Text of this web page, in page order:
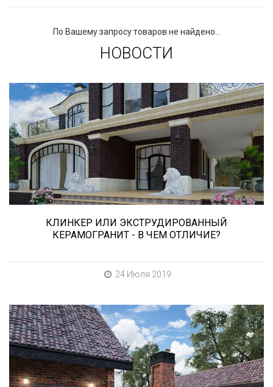
По Вашему запросу товаров не найдено...
НОВОСТИ
Сегодня «клинкером» называют все подряд...
и напольную плитку и ступени (фронтальные,
угловые) для облицовки крыльца, фасадную
плитку и другие материалы преимущественно
для экстерьерной отделки домов, зон
мангала, барбекю, лестниц и...
КЛИНКЕР ИЛИ ЭКСТРУДИРОВАННЫЙ
КЕРАМОГРАНИТ - В ЧЕМ ОТЛИЧИЕ?
24 Июля 2019
В этой статье мы расскажем о том, что
нужно учесть при выборе и укладке уличных
облицовочных материалов (ступени и плитка).